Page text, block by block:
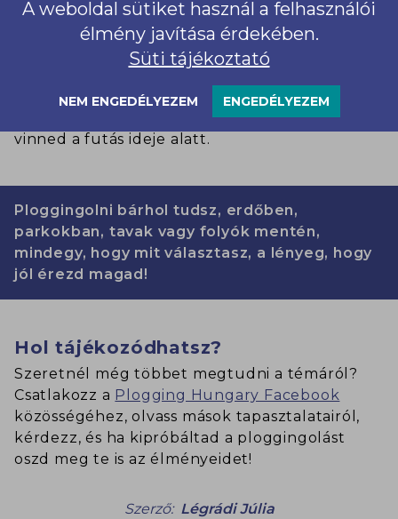
félned a szakadástól, ezáltal az esetleges
fertőzések kialakulásától. Használat után ne
felejtsd el ezt is szelektív hulladékgyűjtőbe
Figyelj az összegyűjtött hulladék
mennyiségére is, hiszen mindent magaddal kell
vinned a futás ideje alatt.
Ploggingolni bárhol tudsz, erdőben,
parkokban, tavak vagy folyók mentén,
mindegy, hogy mit választasz, a lényeg, hogy
jól érezd magad!
Hol tájékozódhatsz?
Szeretnél még többet megtudni a témáról?
Csatlakozz a Plogging Hungary Facebook
közösségéhez, olvass mások tapasztalatairól,
kérdezz, és ha kipróbáltad a ploggingolást
oszd meg te is az élményeidet!
Szerző: Légrádi Júlia
A weboldal sütiket használ a felhasználói
élmény javítása érdekében.
Süti tájékoztató
NEM ENGEDÉLYEZEM ENGEDÉLYEZEM